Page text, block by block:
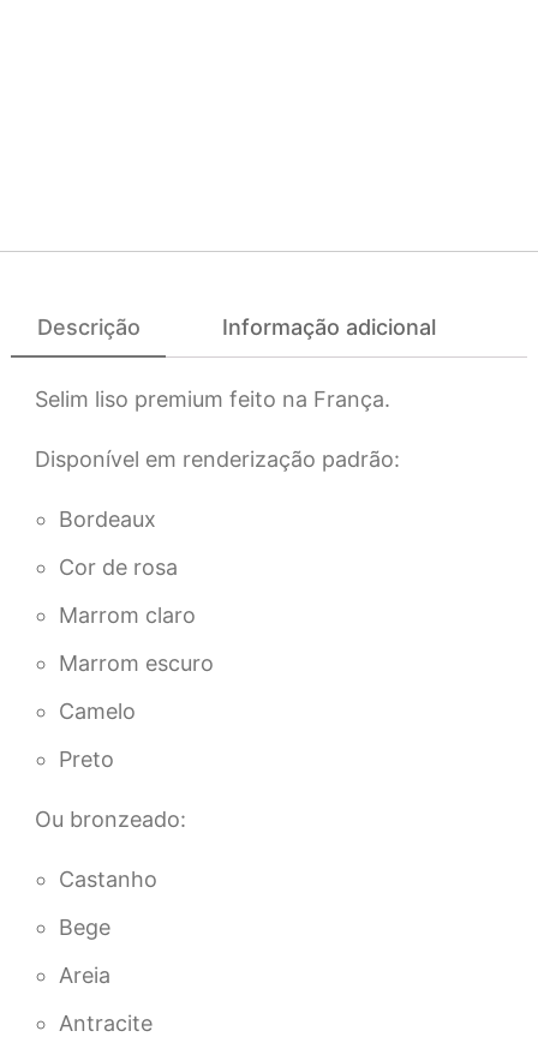
Descrição Informação adicional
Selim liso premium feito na França.
Disponível em renderização padrão:
Bordeaux
Cor de rosa
Marrom claro
Marrom escuro
Camelo
Preto
Ou bronzeado:
Castanho
Bege
Areia
Antracite